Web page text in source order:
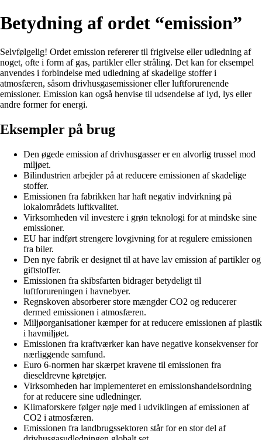
Betydning af ordet “emission”
Selvfølgelig! Ordet emission refererer til frigivelse eller udledning af
noget, ofte i form af gas, partikler eller stråling. Det kan for eksempel
anvendes i forbindelse med udledning af skadelige stoffer i
atmosfæren, såsom drivhusgasemissioner eller luftforurenende
emissioner. Emission kan også henvise til udsendelse af lyd, lys eller
andre former for energi.
Eksempler på brug
Den øgede emission af drivhusgasser er en alvorlig trussel mod
miljøet.
Bilindustrien arbejder på at reducere emissionen af skadelige
stoffer.
Emissionen fra fabrikken har haft negativ indvirkning på
lokalområdets luftkvalitet.
Virksomheden vil investere i grøn teknologi for at mindske sine
emissioner.
EU har indført strengere lovgivning for at regulere emissionen
fra biler.
Den nye fabrik er designet til at have lav emission af partikler og
giftstoffer.
Emissionen fra skibsfarten bidrager betydeligt til
luftforureningen i havnebyer.
Regnskoven absorberer store mængder CO2 og reducerer
dermed emissionen i atmosfæren.
Miljøorganisationer kæmper for at reducere emissionen af plastik
i havmiljøet.
Emissionen fra kraftværker kan have negative konsekvenser for
nærliggende samfund.
Euro 6-normen har skærpet kravene til emissionen fra
dieseldrevne køretøjer.
Virksomheden har implementeret en emissionshandelsordning
for at reducere sine udledninger.
Klimaforskere følger nøje med i udviklingen af emissionen af
CO2 i atmosfæren.
Emissionen fra landbrugssektoren står for en stor del af